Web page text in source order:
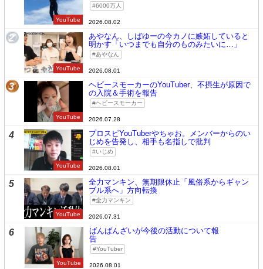
YouTube
6000万人
2026.08.02
2
YouTube
あやなん、しばゆーの今カノに嫉妬していると
明かす「いつまでも自分のものみたいに…」
あやなん
2026.08.01
3
YouTube
ヘビースモーカーのYouTuber、不摂生が原因で
の入院＆手術を報告
ヘビースモーカー
2026.07.28
4
YouTube
プロスピYouTuberやちゃお。メンバーからのい
じめを告発し、相手も名指しで批判
いじめ
2026.08.01
5
YouTube
全力マンキン、無期限休止「風俗系からギャン
ブル系へ」方向転換
全力マンキン
2026.07.31
6
YouTube
ばんばんざいが今後の活動について報
告
YouTuber
2026.08.01